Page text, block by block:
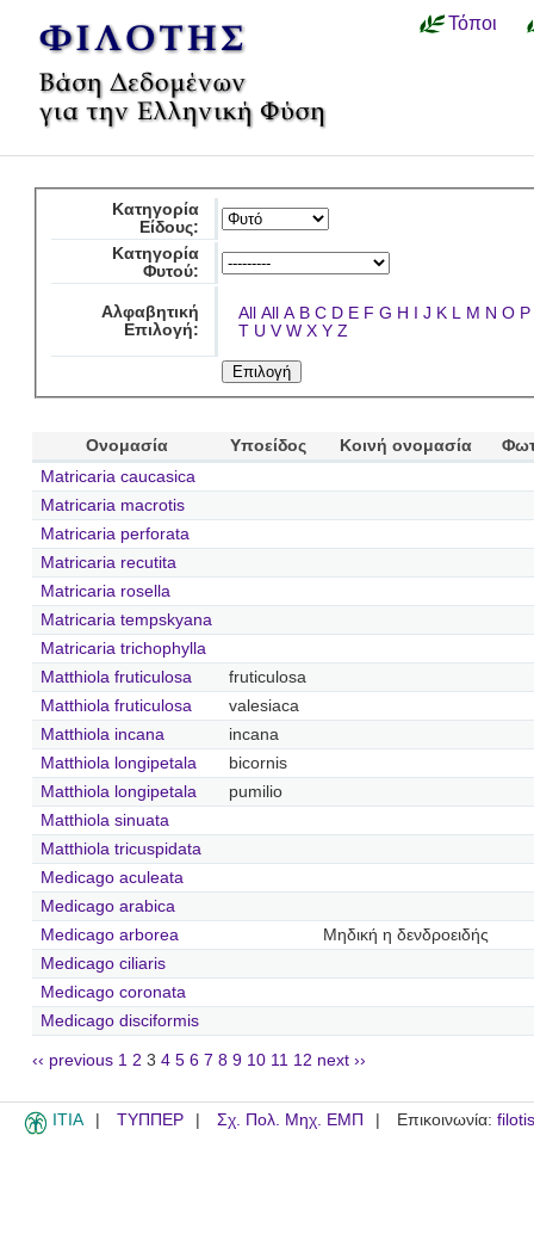
Τόποι
Κατηγορία
Είδους:
Κατηγορία
Φυτού:
Αλφαβητική
Επιλογή:
All All A B C D E F G H I J K L M N O P
T U V W X Y Z
Ονομασία Υποείδος Κοινή ονομασία
Matricaria caucasica
Matricaria macrotis
Matricaria perforata
Matricaria recutita
Matricaria rosella
Matricaria tempskyana
Matricaria trichophylla
Matthiola fruticulosa
fruticulosa
Matthiola fruticulosa
valesiaca
Matthiola incana
incana
Matthiola longipetala
bicornis
Matthiola longipetala
pumilio
Matthiola sinuata
Matthiola tricuspidata
Medicago aculeata
Medicago arabica
Medicago arborea
Μηδική η δενδροειδής
Medicago ciliaris
Medicago coronata
Medicago disciformis
‹‹ previous 1 2 3 4 5 6 7 8 9 10 11 12 next ››
ITIA ΤΥΠΠΕΡ Σχ. Πολ. Μηχ. ΕΜΠ Επικοινωνία: